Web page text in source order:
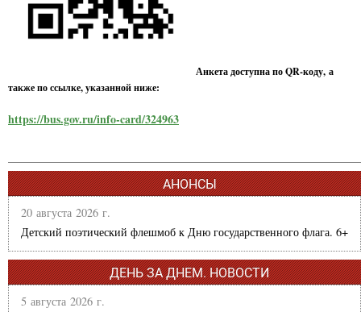
Анкета доступна по QR-коду, а
также по ссылке, указанной ниже:
https://bus.gov.ru/info-card/324963
АНОНСЫ
20 августа 2026 г.
Детский поэтический флешмоб к Дню государственного флага. 6+
ДЕНЬ ЗА ДНЕМ. НОВОСТИ
5 августа 2026 г.